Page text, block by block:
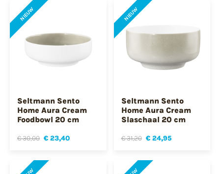
NIEUW
Seltmann Sento
Home Aura Cream
Foodbowl 20 cm
€ 30,00 € 23,40
NIEUW
Seltmann Sento
Home Aura Cream
Slaschaal 20 cm
€ 31,20 € 24,95